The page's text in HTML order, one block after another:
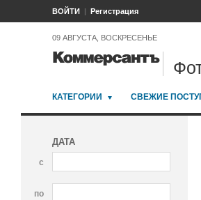
ВОЙТИ Регистрация
09 АВГУСТА, ВОСКРЕСЕНЬЕ
КАТЕГОРИИ СВЕЖИЕ
ДАТА
с
по